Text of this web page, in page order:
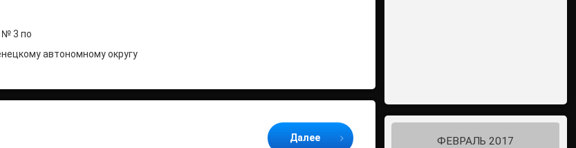
3 по
автономному округу
Далее ФЕВРАЛЬ 2017